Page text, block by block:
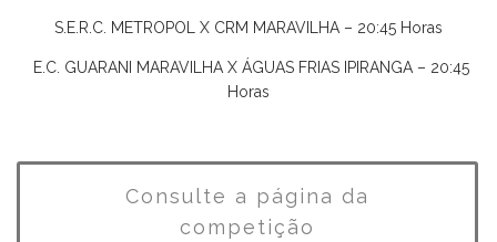
S.E.R.C. METROPOL X CRM MARAVILHA – 20:45 Horas
E.C. GUARANI MARAVILHA X ÁGUAS FRIAS IPIRANGA – 20:45
Horas
Consulte a página da
competição